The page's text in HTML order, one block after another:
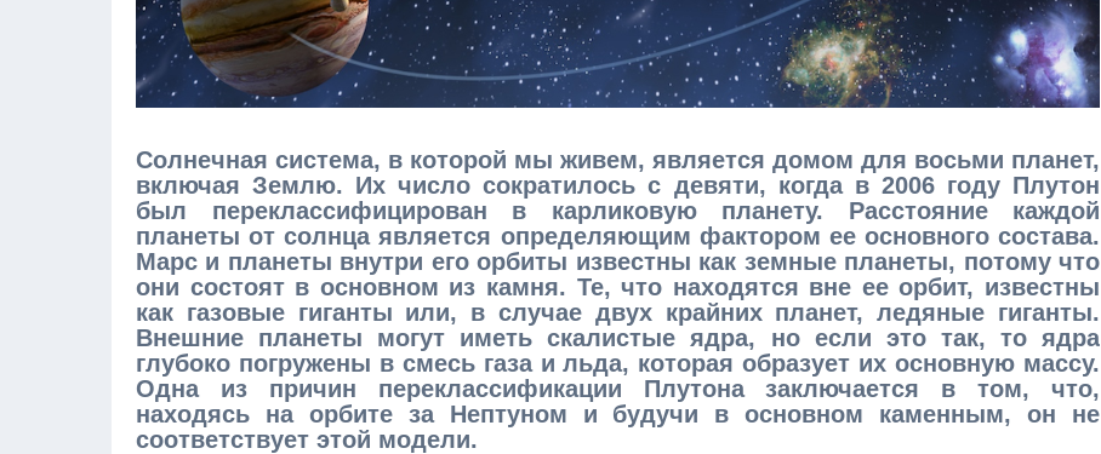
Солнечная система, в которой мы живем, является домом для восьми планет,
включая Землю. Их число сократилось с девяти, когда в 2006 году Плутон
был переклассифицирован в карликовую планету. Расстояние каждой
планеты от солнца является определяющим фактором ее основного состава.
Марс и планеты внутри его орбиты известны как земные планеты, потому что
они состоят в основном из камня. Те, что находятся вне ее орбит, известны
как газовые гиганты или, в случае двух крайних планет, ледяные гиганты.
Внешние планеты могут иметь скалистые ядра, но если это так, то ядра
глубоко погружены в смесь газа и льда, которая образует их основную массу.
Одна из причин переклассификации Плутона заключается в том, что,
находясь на орбите за Нептуном и будучи в основном каменным, он не
соответствует этой модели.